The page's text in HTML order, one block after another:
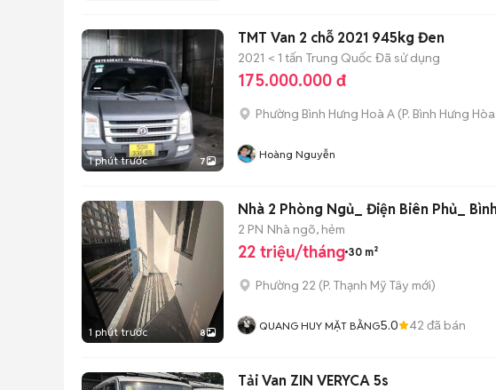
1 phút trước 7
TMT Van 2 chỗ 2021 945kg Đen
2021 < 1 tấn Trung Quốc Đã sử dụng
175.000.000 đ
Phường Bình Hưng Hoà A (P. Bình Hưng Hòa
Hoàng Nguyễn
1 phút trước 8
2 PN Nhà ngõ, hẻm
22 triệu/tháng 30 m²
Phường 22 (P. Thạnh Mỹ Tây mới)
QUANG HUY MẶT BẰNG5.0 42 đã bán
Tải Van ZIN VERYCA 5s